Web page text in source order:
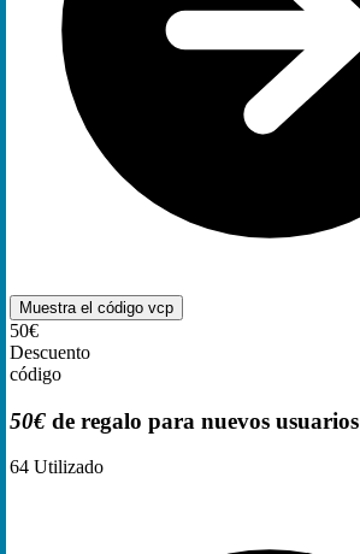
Muestra el código vcp
50€
Descuento
código
50€ de regalo para nuevos
64 Utilizado